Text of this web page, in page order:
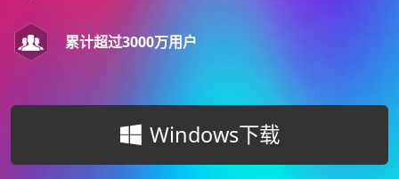
累计超过3000万用户
Windows下载